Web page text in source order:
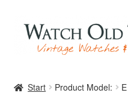
Zur
Navigation
springen
Zum
Inhalt
springen
Start Product Model: